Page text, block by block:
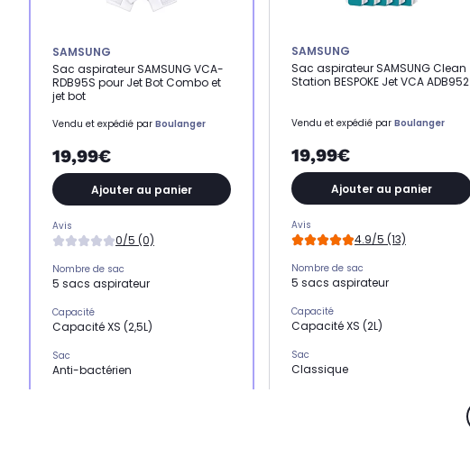
SAMSUNG
Sac aspirateur SAMSUNG VCA-
RDB95S pour Jet Bot Combo et
jet bot
Vendu et expédié par Boulanger
19,99€
Ajouter au panier
Avis
0/5 (0)
Nombre de sac
5 sacs aspirateur
Capacité
Capacité XS (2,5L)
Sac
Anti-bactérien
SAMSUNG
Sac aspirateur SAMSUNG Clean
Station BESPOKE Jet VCA ADB952
Vendu et expédié par Boulanger
19,99€
Ajouter au panier
Avis
4.9/5 (13)
Nombre de sac
5 sacs aspirateur
Capacité
Capacité XS (2L)
Sac
Classique